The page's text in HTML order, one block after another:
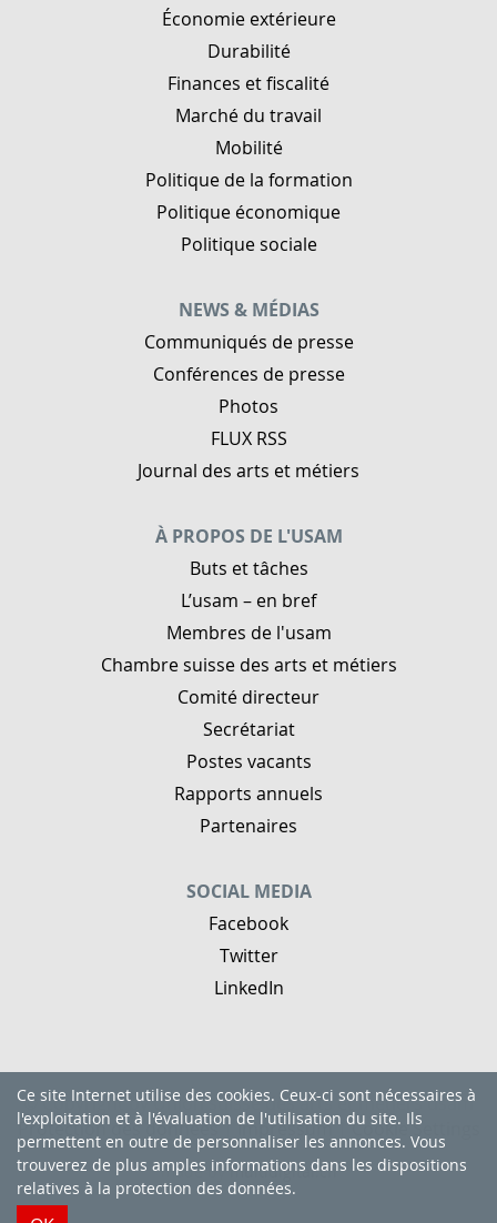
Ce site Internet utilise des cookies. Ceux-ci sont nécessaires à
l'exploitation et à l'évaluation de l'utilisation du site. Ils
permettent en outre de personnaliser les annonces. Vous
trouverez de plus amples informations dans les dispositions
relatives à la protection des données.
Économie extérieure
Durabilité
Finances et fiscalité
Marché du travail
Mobilité
Politique de la formation
Politique économique
Politique sociale
NEWS & MÉDIAS
Communiqués de presse
Conférences de presse
Photos
FLUX RSS
Journal des arts et métiers
À PROPOS DE L'USAM
Buts et tâches
L’usam – en bref
Membres de l'usam
Chambre suisse des arts et métiers
Comité directeur
Secrétariat
Postes vacants
Rapports annuels
Partenaires
SOCIAL MEDIA
Facebook
Twitter
LinkedIn
© Copyright by Union suisse des arts et métiers usam
Protection des données|Impressum|Cookie Settings
made bymultidigital.ch